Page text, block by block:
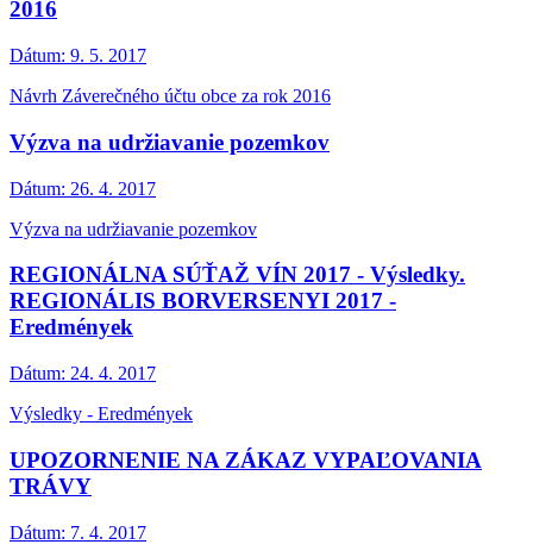
2016
Dátum: 9. 5. 2017
Návrh Záverečného účtu obce za rok 2016
Výzva na udržiavanie pozemkov
Dátum: 26. 4. 2017
Výzva na udržiavanie pozemkov
REGIONÁLNA SÚŤAŽ VÍN 2017 - Výsledky.
REGIONÁLIS BORVERSENYI 2017 -
Eredmények
Dátum: 24. 4. 2017
Výsledky - Eredmények
UPOZORNENIE NA ZÁKAZ VYPAĽOVANIA
TRÁVY
Dátum: 7. 4. 2017